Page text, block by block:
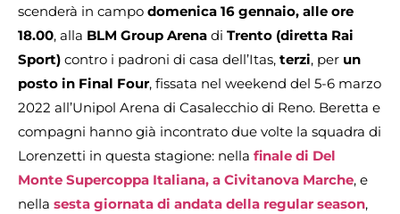
scenderà in campo domenica 16 gennaio, alle ore
18.00, alla BLM Group Arena di Trento (diretta Rai
Sport) contro i padroni di casa dell’Itas, terzi, per un
posto in Final Four, fissata nel weekend del 5-6 marzo
2022 all’Unipol Arena di Casalecchio di Reno. Beretta e
compagni hanno già incontrato due volte la squadra di
Lorenzetti in questa stagione: nella finale di Del
Monte Supercoppa Italiana, a Civitanova Marche, e
nella sesta giornata di andata della regular season,